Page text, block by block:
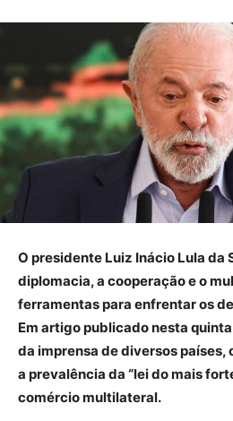
O presidente Luiz Inácio Lula da
diplomacia, a cooperação e o
ferramentas para enfrentar os
Em artigo publicado nesta
da imprensa de diversos países,
a prevalência da “lei do mais
comércio multilateral.